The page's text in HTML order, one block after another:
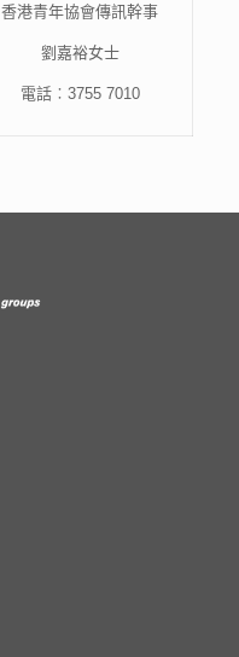
香港青年協會傳訊幹事
劉嘉裕女士
電話︰3755 7010